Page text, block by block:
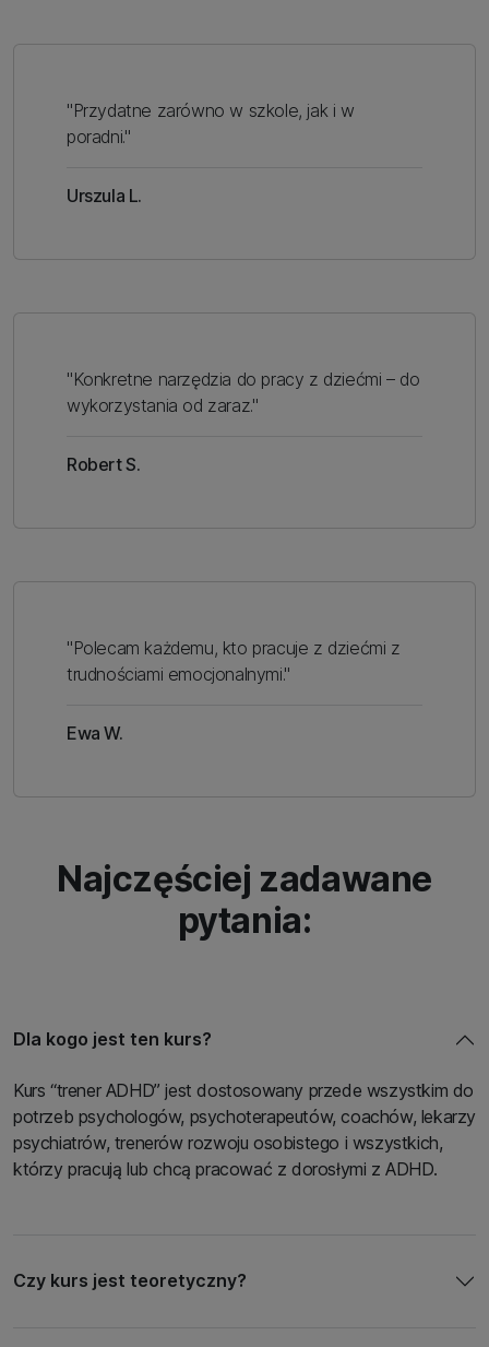
"Przydatne zarówno w szkole, jak i w
poradni."
Urszula L.
"Konkretne narzędzia do pracy z dziećmi – do
wykorzystania od zaraz."
Robert S.
"Polecam każdemu, kto pracuje z dziećmi z
trudnościami emocjonalnymi."
Ewa W.
Najczęściej zadawane
pytania:
Dla kogo jest ten kurs?
Kurs “trener ADHD” jest dostosowany przede wszystkim do
potrzeb psychologów, psychoterapeutów, coachów, lekarzy
psychiatrów, trenerów rozwoju osobistego i wszystkich,
którzy pracują lub chcą pracować z dorosłymi z ADHD.
Czy kurs jest teoretyczny?